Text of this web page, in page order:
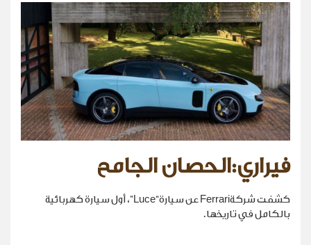
فيراري:الحصان الجامح
كشفت شركةFerrari عن سيارة“Luce”، أول سيارة كهربائية
بالكامل في تاريخها.